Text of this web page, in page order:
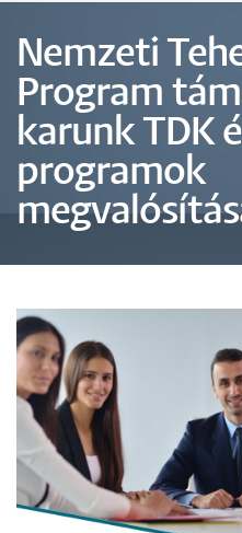
Nemzeti
Program
karunk TDK
programok